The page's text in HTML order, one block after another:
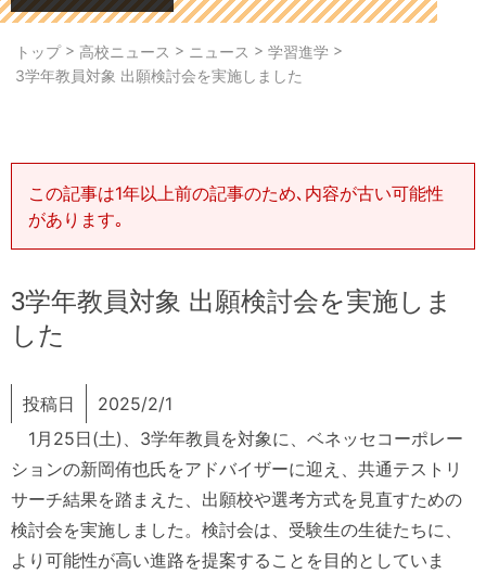
トップ> 高校ニュース > ニュース > 学習進学 >
3学年教員対象 出願検討会を実施しました
この記事は1年以上前の記事のため､内容が古い可能性
があります｡
3学年教員対象 出願検討会を実施しま
した
投稿日
2025/2/1
1月25日(土)、3学年教員を対象に、ベネッセコーポレー
ションの新岡侑也氏をアドバイザーに迎え、共通テストリ
サーチ結果を踏まえた、出願校や選考方式を見直すための
検討会を実施しました。検討会は、受験生の生徒たちに、
より可能性が高い進路を提案することを目的としていま